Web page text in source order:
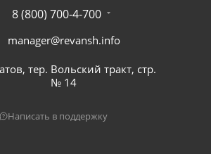
8 (800) 700-4-700
manager@revansh.info
тер. Вольский тракт, стр.
№ 14
Написать в поддержку